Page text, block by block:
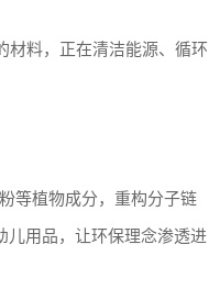
材料，正在清洁能源、循环
等植物成分，重构分子链
儿用品，让环保理念渗透进